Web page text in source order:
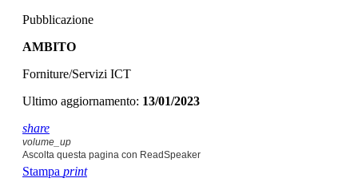
Pubblicazione
AMBITO
Forniture/Servizi ICT
Ultimo aggiornamento: 13/01/2023
share
volume_up
Ascolta questa pagina con ReadSpeaker
Stampa print